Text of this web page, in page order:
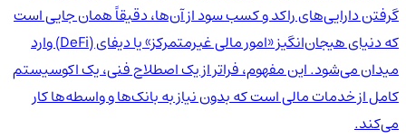
گرفتن دارایی‌های راکد و کسب سود از آن‌ها، دقیقاً همان جایی است
که دنیای هیجان‌انگیز «امور مالی غیرمتمرکز» یا دیفای (DeFi) وارد
میدان می‌شود. این مفهوم، فراتر از یک اصطلاح فنی، یک اکوسیستم
کامل از خدمات مالی است که بدون نیاز به بانک‌ها و واسطه‌ها کار
می‌کند.